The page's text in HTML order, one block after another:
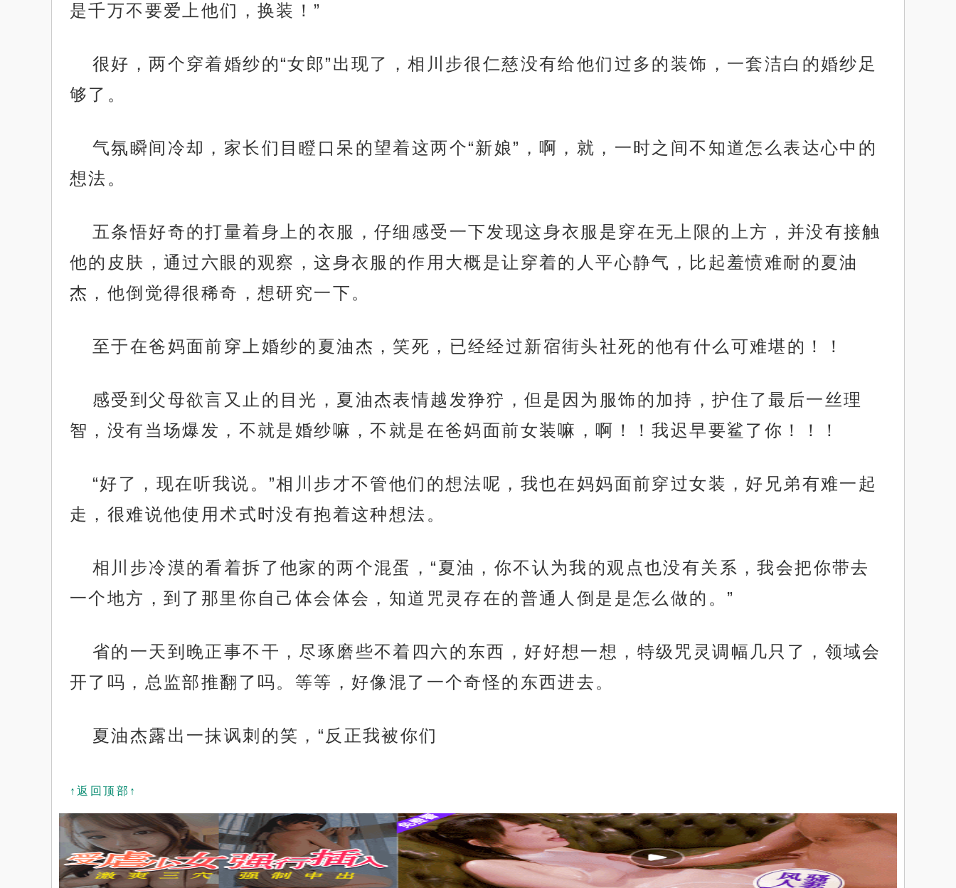
是千万不要爱上他们，换装！”
很好，两个穿着婚纱的“女郎”出现了，相川步很仁慈没有给他们过多的装饰，一套洁白的婚纱足
够了。
气氛瞬间冷却，家长们目瞪口呆的望着这两个“新娘”，啊，就，一时之间不知道怎么表达心中的
想法。
五条悟好奇的打量着身上的衣服，仔细感受一下发现这身衣服是穿在无上限的上方，并没有接触
他的皮肤，通过六眼的观察，这身衣服的作用大概是让穿着的人平心静气，比起羞愤难耐的夏油
杰，他倒觉得很稀奇，想研究一下。
至于在爸妈面前穿上婚纱的夏油杰，笑死，已经经过新宿街头社死的他有什么可难堪的！！
感受到父母欲言又止的目光，夏油杰表情越发狰狞，但是因为服饰的加持，护住了最后一丝理
智，没有当场爆发，不就是婚纱嘛，不就是在爸妈面前女装嘛，啊！！我迟早要鲨了你！！！
“好了，现在听我说。”相川步才不管他们的想法呢，我也在妈妈面前穿过女装，好兄弟有难一起
走，很难说他使用术式时没有抱着这种想法。
相川步冷漠的看着拆了他家的两个混蛋，“夏油，你不认为我的观点也没有关系，我会把你带去
一个地方，到了那里你自己体会体会，知道咒灵存在的普通人倒是是怎么做的。”
省的一天到晚正事不干，尽琢磨些不着四六的东西，好好想一想，特级咒灵调幅几只了，领域会
开了吗，总监部推翻了吗。等等，好像混了一个奇怪的东西进去。
夏油杰露出一抹讽刺的笑，“反正我被你们
↑返回顶部↑